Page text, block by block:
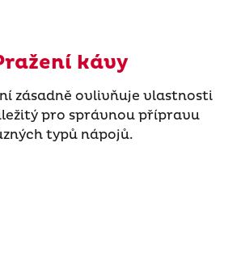
kávy
zásadně ovlivňuje vlastnosti
pro správnou přípravu
typů nápojů.